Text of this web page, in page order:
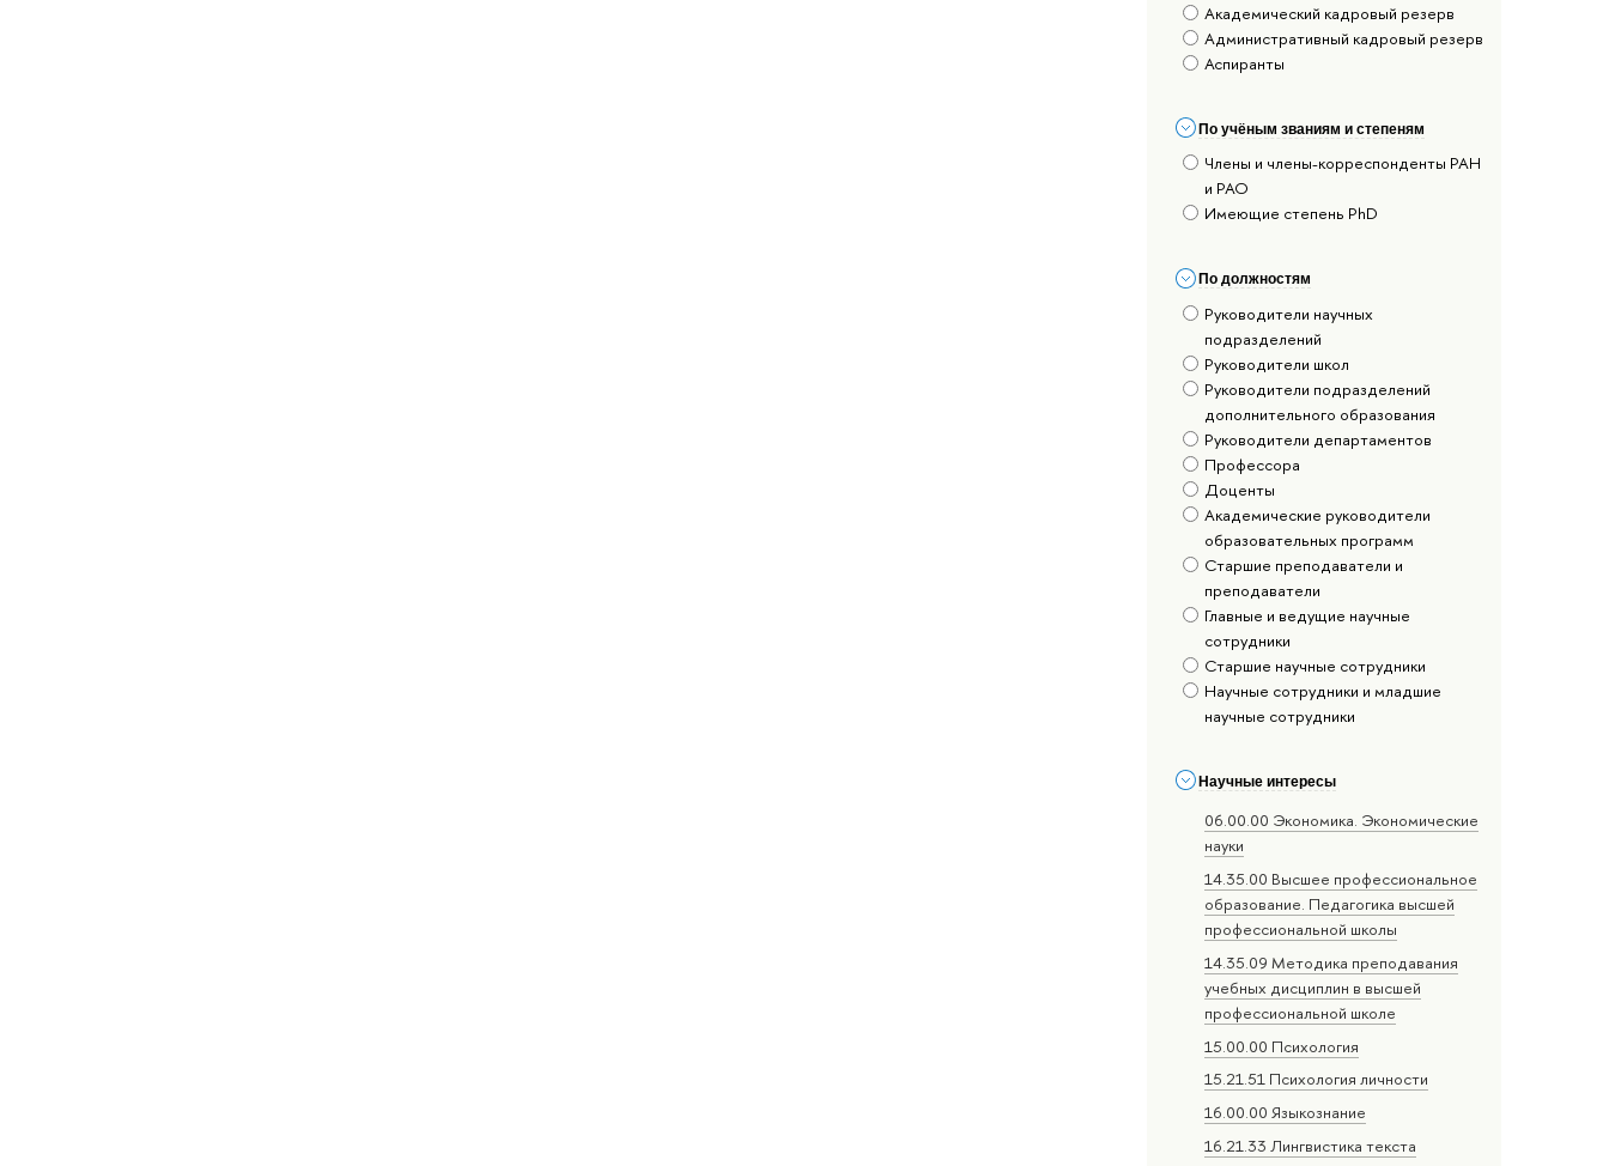
Академический кадровый резерв
Административный кадровый резерв
Аспиранты
По учёным званиям и степеням
Члены и члены-корреспонденты РАН
и РАО
Имеющие степень PhD
По должностям
Руководители научных
подразделений
Руководители школ
Руководители подразделений
дополнительного образования
Руководители департаментов
Профессора
Доценты
Академические руководители
образовательных программ
Старшие преподаватели и
преподаватели
Главные и ведущие научные
сотрудники
Старшие научные сотрудники
Научные сотрудники и младшие
научные сотрудники
Научные интересы
06.00.00 Экономика. Экономические
науки
14.35.00 Высшее профессиональное
образование. Педагогика высшей
профессиональной школы
14.35.09 Методика преподавания
учебных дисциплин в высшей
профессиональной школе
15.00.00 Психология
15.21.51 Психология личности
16.00.00 Языкознание
16.21.33 Лингвистика текста